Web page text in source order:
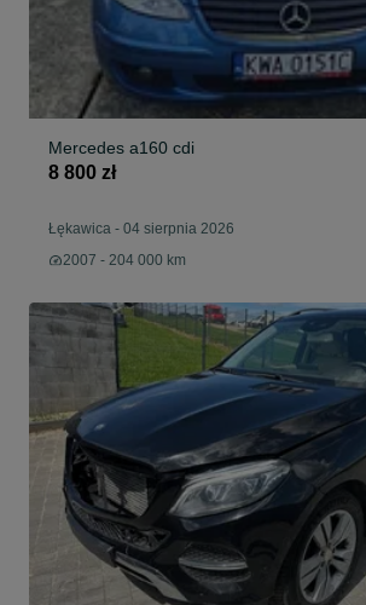
Mercedes a160 cdi
8 800 zł
Łękawica - 04 sierpnia 2026
2007 - 204 000 km